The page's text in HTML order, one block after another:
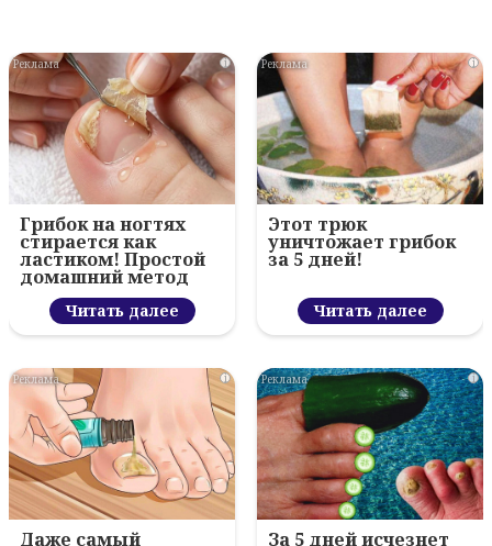
i
Грибок на ногтях
стирается как
ластиком! Простой
домашний метод
Читать далее
i
Этот трюк
уничтожает грибок
за 5 дней!
Читать далее
i
Даже самый
i
За 5 дней исчезнет